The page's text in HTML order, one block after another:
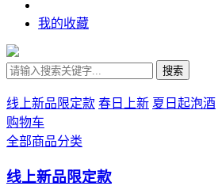
我的收藏
搜索
线上新品限定款 春日上新 夏日起泡酒
购物车
全部商品分类
线上新品限定款